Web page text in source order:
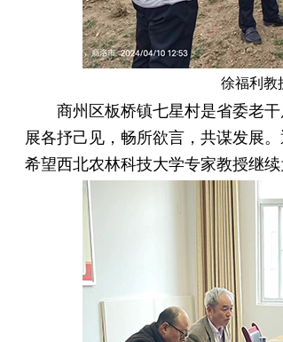
徐福利教
商州区板桥镇七星村是省委老干
展各抒己见，畅所欲言，共谋发展
希望西北农林科技大学专家教授继